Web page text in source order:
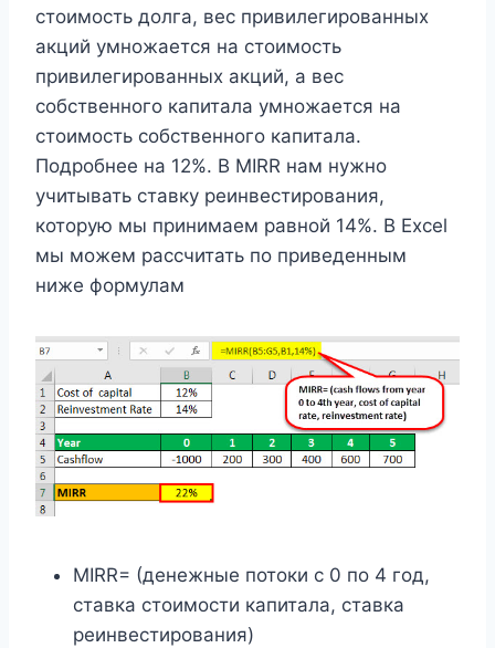
стоимость долга, вес привилегированных
акций умножается на стоимость
привилегированных акций, а вес
собственного капитала умножается на
стоимость собственного капитала.
Подробнее на 12%. В MIRR нам нужно
учитывать ставку реинвестирования,
которую мы принимаем равной 14%. В Excel
мы можем рассчитать по приведенным
ниже формулам
MIRR= (денежные потоки с 0 по 4 год,
ставка стоимости капитала, ставка
реинвестирования)